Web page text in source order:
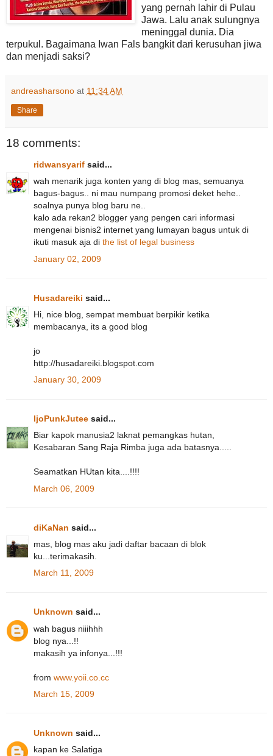
yang pernah lahir di Pulau
Jawa. Lalu anak sulungnya
meninggal dunia. Dia
terpukul. Bagaimana Iwan Fals bangkit dari kerusuhan jiwa
dan menjadi saksi?
andreasharsono at 11:34 AM
Share
18 comments:
ridwansyarif said...
wah menarik juga konten yang di blog mas, semuanya
bagus-bagus.. ni mau numpang promosi deket hehe..
soalnya punya blog baru ne..
kalo ada rekan2 blogger yang pengen cari informasi
mengenai bisnis2 internet yang lumayan bagus untuk di
ikuti masuk aja di the list of legal business
January 02, 2009
Husadareiki said...
Hi, nice blog, sempat membuat berpikir ketika
membacanya, its a good blog
jo
http://husadareiki.blogspot.com
January 30, 2009
IjoPunkJutee said...
Biar kapok manusia2 laknat pemangkas hutan,
Kesabaran Sang Raja Rimba juga ada batasnya.....
Seamatkan HUtan kita....!!!!
March 06, 2009
diKaNan said...
mas, blog mas aku jadi daftar bacaan di blok
ku...terimakasih.
March 11, 2009
Unknown said...
wah bagus niiihhh
blog nya...!!
makasih ya infonya...!!!
from www.yoii.co.cc
March 15, 2009
Unknown said...
kapan ke Salatiga